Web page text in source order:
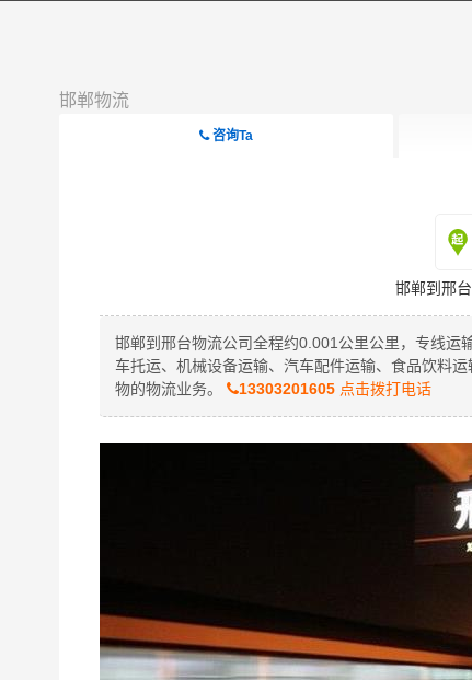
邯郸物流
咨询Ta
邯郸到邢
邯郸到邢台物流公司全程约0.001公里公里，专线运
车托运、机械设备运输、汽车配件运输、食品饮料
物的物流业务。
13303201605点击拨打电话